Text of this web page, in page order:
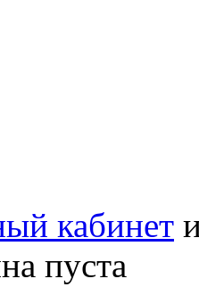
кабинет
пуста